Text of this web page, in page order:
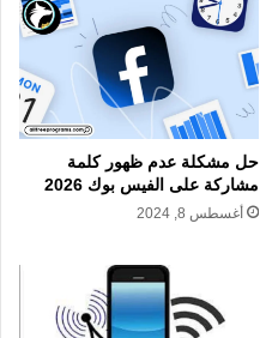
حل مشكلة عدم ظهور كلمة
مشاركة على الفيس بوك 2026
أغسطس 8, 2024